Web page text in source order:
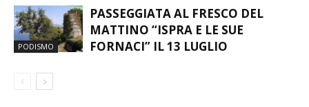
PODISMO
PASSEGGIATA AL FRESCO DEL
MATTINO “ISPRA E LE SUE
FORNACI” IL 13 LUGLIO